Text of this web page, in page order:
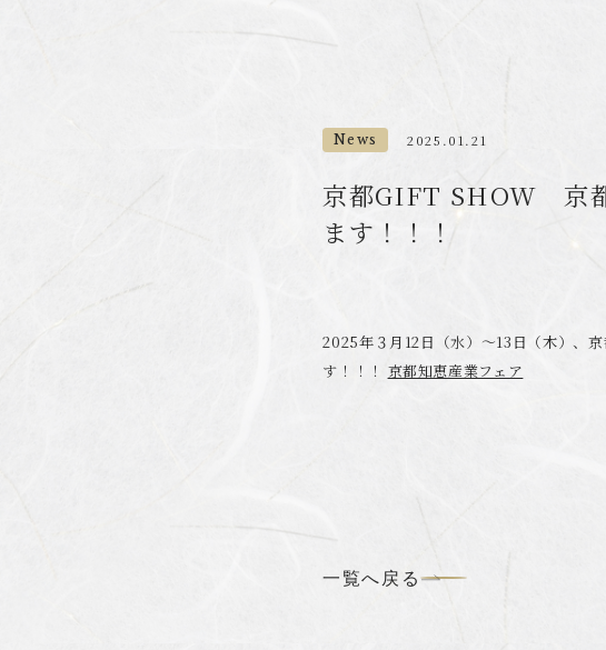
News 2025.01.21
京都GIFT SHOW 京
ます！！！
2025年３月12日（水）～13日（木）
す！！！ 京都知恵産業フェア
一覧へ戻る